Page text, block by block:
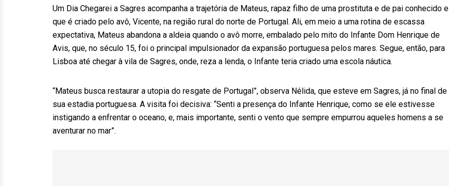
Um Dia Chegarei a Sagres acompanha a trajetória de Mateus, rapaz filho de uma prostituta e de pai conhecido e
que é criado pelo avô, Vicente, na região rural do norte de Portugal. Ali, em meio a uma rotina de escassa
expectativa, Mateus abandona a aldeia quando o avô morre, embalado pelo mito do Infante Dom Henrique de
Avis, que, no século 15, foi o principal impulsionador da expansão portuguesa pelos mares. Segue, então, para
Lisboa até chegar à vila de Sagres, onde, reza a lenda, o Infante teria criado uma escola náutica.
“Mateus busca restaurar a utopia do resgate de Portugal”, observa Nélida, que esteve em Sagres, já no final de
sua estadia portuguesa. A visita foi decisiva: “Senti a presença do Infante Henrique, como se ele estivesse
instigando a enfrentar o oceano, e, mais importante, senti o vento que sempre empurrou aqueles homens a se
aventurar no mar”.